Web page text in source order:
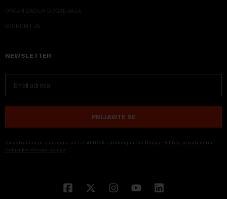
ORGANIZACIJA DOGADJAJA
EKONOM I JA
NEWSLETTER
PRIJAVITE SE
Ova stranica je zaštićena sa reCAPTCHA i primenjuju se Google Politika privatnosti i
Uslovi korišćenja usluge